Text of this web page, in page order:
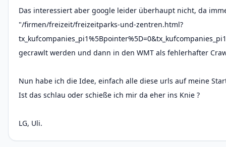
Das interessiert aber google leider überhaupt nicht, da
"/firmen/freizeit/freizeitparks-und-zentren.html?
gecrawlt werden und dann in den WMT als fehlerhafter
Nun habe ich die Idee, einfach alle diese urls auf meine
Ist das schlau oder schieße ich mir da eher ins Knie ?
LG, Uli.